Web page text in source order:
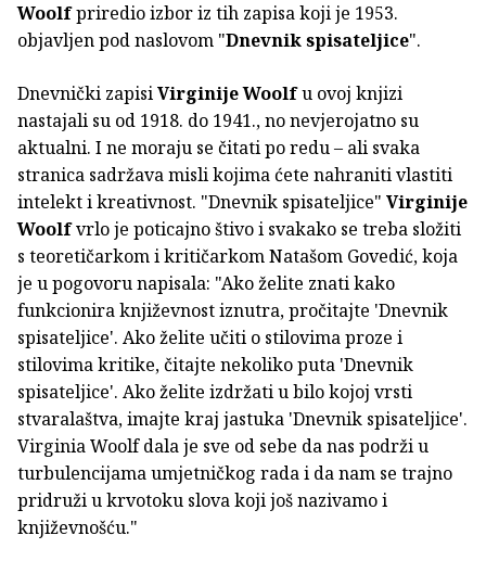
Woolfpriredio izbor iz tih zapisa koji je 1953.
objavljen pod naslovom "Dnevnik spisateljice".
Dnevnički zapisiVirginije Woolfu ovoj knjizi
nastajali su od 1918. do 1941., no nevjerojatno su
aktualni. I ne moraju se čitati po redu – ali svaka
stranica sadržava misli kojima ćete nahraniti vlastiti
intelekt i kreativnost. "Dnevnik spisateljice" Virginije
Woolfvrlo je poticajno štivo i svakako se treba složiti
s teoretičarkom i kritičarkom Natašom Govedić, koja
je u pogovoru napisala: "Ako želite znati kako
funkcionira književnost iznutra, pročitajte 'Dnevnik
spisateljice'. Ako želite učiti o stilovima proze i
stilovima kritike, čitajte nekoliko puta 'Dnevnik
spisateljice'. Ako želite izdržati u bilo kojoj vrsti
stvaralaštva, imajte kraj jastuka 'Dnevnik spisateljice'.
Virginia Woolf dala je sve od sebe da nas podrži u
turbulencijama umjetničkog rada i da nam se trajno
pridruži u krvotoku slova koji još nazivamo i
književnošću."